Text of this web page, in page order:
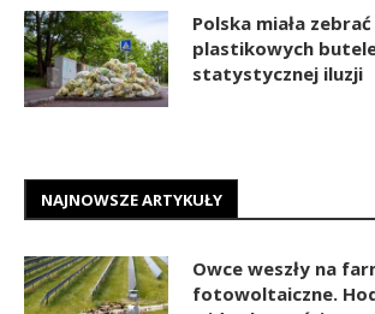
Polska miała
plastikowych
statystycznej iluzji
NAJNOWSZE ARTYKUŁY
Owce weszły na
fotowoltaiczne.